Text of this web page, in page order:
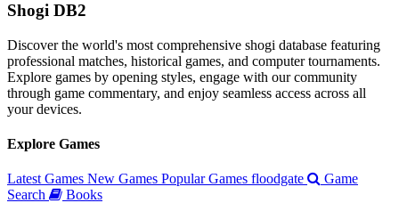
Shogi DB2
Discover the world's most comprehensive shogi database featuring
professional matches, historical games, and computer tournaments.
Explore games by opening styles, engage with our community
through game commentary, and enjoy seamless access across all
your devices.
Explore Games
Latest Games New Games Popular Games floodgate
Game
Search
Books